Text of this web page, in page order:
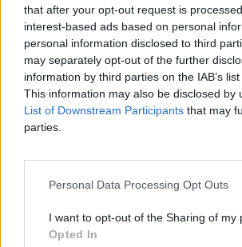
that after your opt-out request is
interest-based ads based on personal
personal information disclosed to third
may separately opt-out of the further
information by third parties on the IAB’s
This information may also be disclosed
List of Downstream Participants that may
parties.
Personal Data Processing Opt Outs
I want to opt-out of the Sharing of my
Opted In
izolacjonistycznych poglądów republikanów
wspólnego mianownika, jakim jest trend
wyborczej popierającej Izrael.